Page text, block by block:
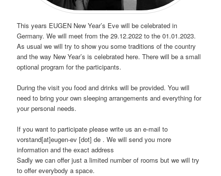
This years EUGEN New Year’s Eve will be celebrated in
Germany. We will meet from the 29.12.2022 to the 01.01.2023.
As usual we will try to show you some traditions of the country
and the way New Year’s is celebrated here. There will be a small
optional program for the participants.
During the visit you food and drinks will be provided. You will
need to bring your own sleeping arrangements and everything for
your personal needs.
If you want to participate please write us an e-mail to
vorstand[at]eugen-ev [dot] de . We will send you more
information and the exact address
Sadly we can offer just a limited number of rooms but we will try
to offer everybody a space.